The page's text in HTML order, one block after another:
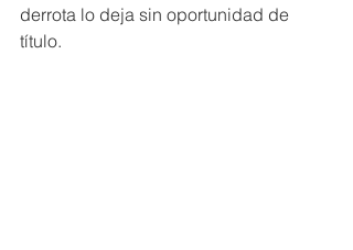
derrota lo deja sin oportunidad de
título.